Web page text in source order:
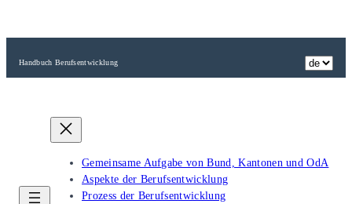
Handbuch Berufsentwicklung
Gemeinsame Aufgabe von Bund, Kantonen und OdA
Aspekte der Berufsentwicklung
Prozess der Berufsentwicklung